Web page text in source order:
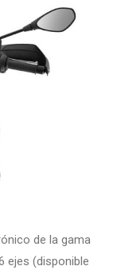
de la gama
ejes (disponible